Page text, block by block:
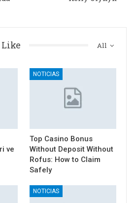
All
ve
NOTICIAS
Top Casino Bonus
Without Deposit Without
Rofus: How to Claim
Safely
NOTICIAS